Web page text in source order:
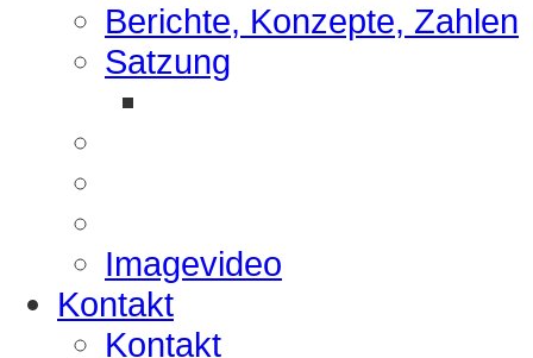
Berichte, Konzepte, Zahlen
Satzung
Imagevideo
Kontakt
Kontakt